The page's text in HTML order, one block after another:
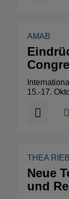
AMAB
15.-17.
THEA
Neue
und